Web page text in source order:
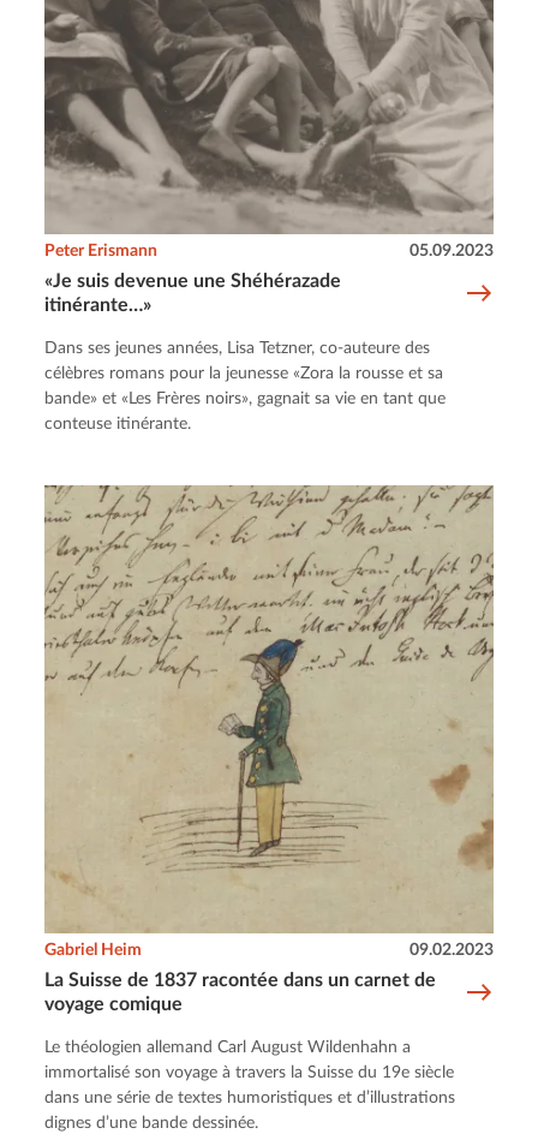
«Je suis devenue une Shéhérazade
itinérante…»
Peter Erismann 05.09.2023
Dans ses jeunes années, Lisa Tetzner, co-auteure des
célèbres romans pour la jeunesse «Zora la rousse et sa
bande» et «Les Frères noirs», gagnait sa vie en tant que
conteuse itinérante.
La Suisse de 1837 racontée dans un carnet de
voyage comique
Gabriel Heim 09.02.2023
Le théologien allemand Carl August Wildenhahn a
immortalisé son voyage à travers la Suisse du 19e siècle
dans une série de textes humoristiques et d’illustrations
dignes d’une bande dessinée.